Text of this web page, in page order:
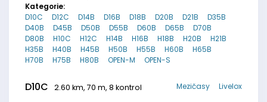
Kategorie:
D10C
D12C D14B D16B D18B D20B D21B
D35B
D40B
D45B D50B D55B D60B D65B
D70B
D80B
H10C H12C H14B H16B H18B H20B
H21B
H35B
H40B H45B H50B H55B H60B
H65B
H70B
H75B H80B OPEN-M OPEN-S
D10C 2.60 km, 70 m, 8 kontrol Livelox
Mezičasy